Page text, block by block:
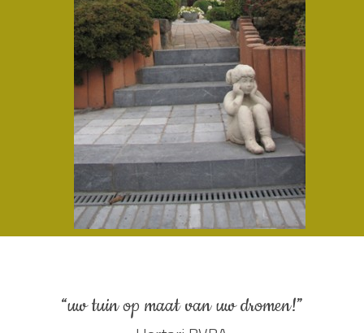
“uw tuin op maat van uw dromen!”